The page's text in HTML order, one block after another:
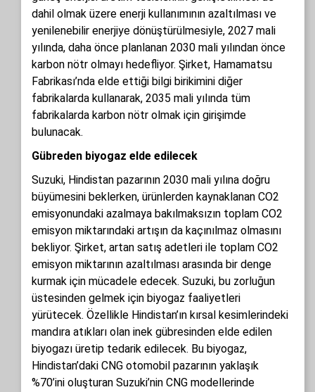
dahil olmak üzere enerji kullanımının azaltılması ve
yenilenebilir enerjiye dönüştürülmesiyle, 2027 mali
yılında, daha önce planlanan 2030 mali yılından önce
karbon nötr olmayı hedefliyor. Şirket, Hamamatsu
Fabrikası’nda elde ettiği bilgi birikimini diğer
fabrikalarda kullanarak, 2035 mali yılında tüm
fabrikalarda karbon nötr olmak için girişimde
bulunacak.
Gübreden biyogaz elde edilecek
Suzuki, Hindistan pazarının 2030 mali yılına doğru
büyümesini beklerken, ürünlerden kaynaklanan CO2
emisyonundaki azalmaya bakılmaksızın toplam CO2
emisyon miktarındaki artışın da kaçınılmaz olmasını
bekliyor. Şirket, artan satış adetleri ile toplam CO2
emisyon miktarının azaltılması arasında bir denge
kurmak için mücadele edecek. Suzuki, bu zorluğun
üstesinden gelmek için biyogaz faaliyetleri
yürütecek. Özellikle Hindistan’ın kırsal kesimlerindeki
mandıra atıkları olan inek gübresinden elde edilen
biyogazı üretip tedarik edilecek. Bu biyogaz,
Hindistan’daki CNG otomobil pazarının yaklaşık
%70’ini oluşturan Suzuki’nin CNG modellerinde